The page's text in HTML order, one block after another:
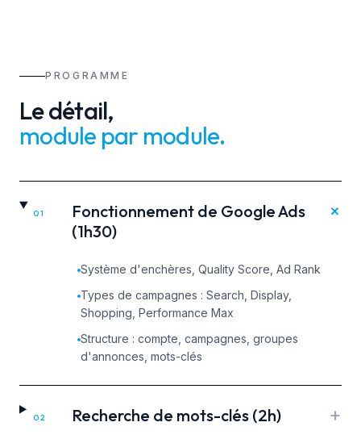
PROGRAMME
Le détail,
module par module.
01
Fonctionnement de Google Ads
(1h30)
+
Système d'enchères, Quality Score, Ad Rank
Types de campagnes : Search, Display,
Shopping, Performance Max
Structure : compte, campagnes, groupes
d'annonces, mots-clés
02 Recherche de mots-clés (2h) +